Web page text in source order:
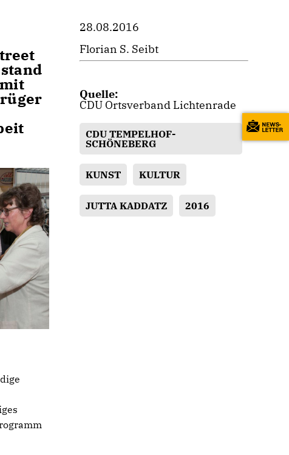
28.08.2016
Florian S. Seibt
Quelle:
CDU Ortsverband Lichtenrade
CDU TEMPELHOF-
SCHÖNEBERG
KUNST KULTUR
JUTTA KADDATZ 2016